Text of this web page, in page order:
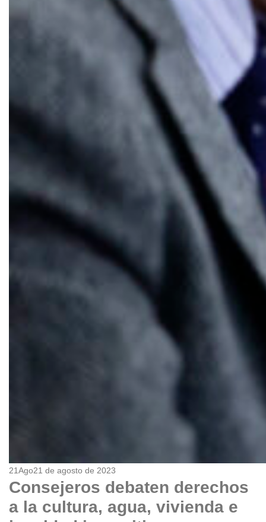
21Ago21 de agosto de 2023
Consejeros debaten derechos
a la cultura, agua, vivienda e